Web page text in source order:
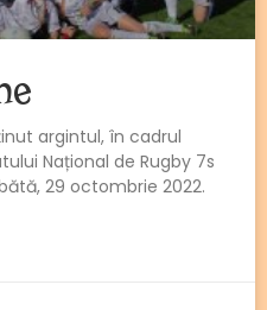
argintul, în cadrul
Național de Rugby 7s
29 octombrie 2022.